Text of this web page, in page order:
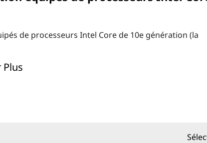
de processeurs Intel Core de 10e génération (la
les tâches les plus importantes de votre bureau.
applications à forte intensité de calcul.
Plus